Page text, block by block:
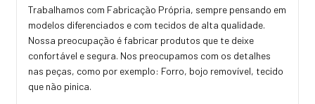
Trabalhamos com Fabricação Própria, sempre pensando em
modelos diferenciados e com tecidos de alta qualidade.
Nossa preocupação é fabricar produtos que te deixe
confortável e segura. Nos preocupamos com os detalhes
nas peças, como por exemplo: Forro, bojo removível, tecido
que não pinica.